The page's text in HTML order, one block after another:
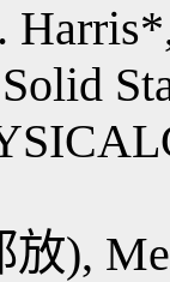
放),